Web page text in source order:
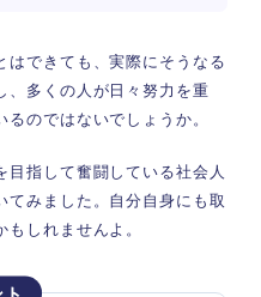
できても、実際にそうなる
、多くの人が日々努力を重
のではないでしょうか。
目指して奮闘している社会人
みました。自分自身にも取
しれませんよ。